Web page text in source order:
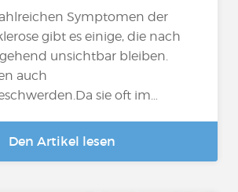
Symptomen der
gibt es einige, die nach
unsichtbar bleiben.
auch
sie oft im…
Den Artikel lesen